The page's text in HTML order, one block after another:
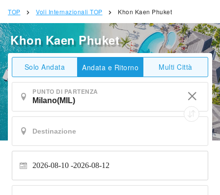
TOP Voli Internazionali TOP Khon Kaen Phuket
Khon Kaen Phuket
Solo Andata Andata e Ritorno Multi Città
PUNTO DI PARTENZA
2026-08-10 2026-08-12